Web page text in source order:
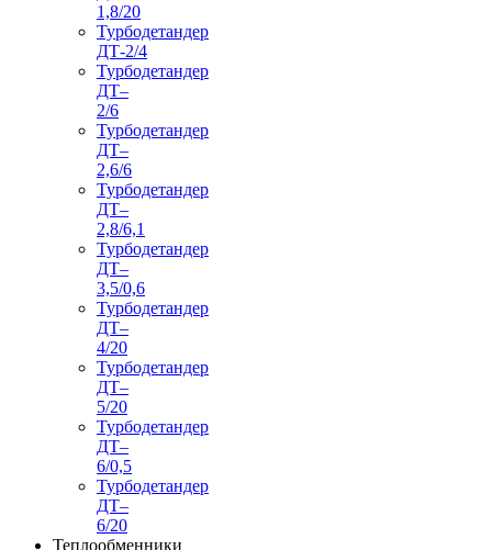
1,8/20
Турбодетандер
ДТ-2/4
Турбодетандер
ДТ–
2/6
Турбодетандер
ДТ–
2,6/6
Турбодетандер
ДТ–
2,8/6,1
Турбодетандер
ДТ–
3,5/0,6
Турбодетандер
ДТ–
4/20
Турбодетандер
ДТ–
5/20
Турбодетандер
ДТ–
6/0,5
Турбодетандер
ДТ–
6/20
Теплообменники